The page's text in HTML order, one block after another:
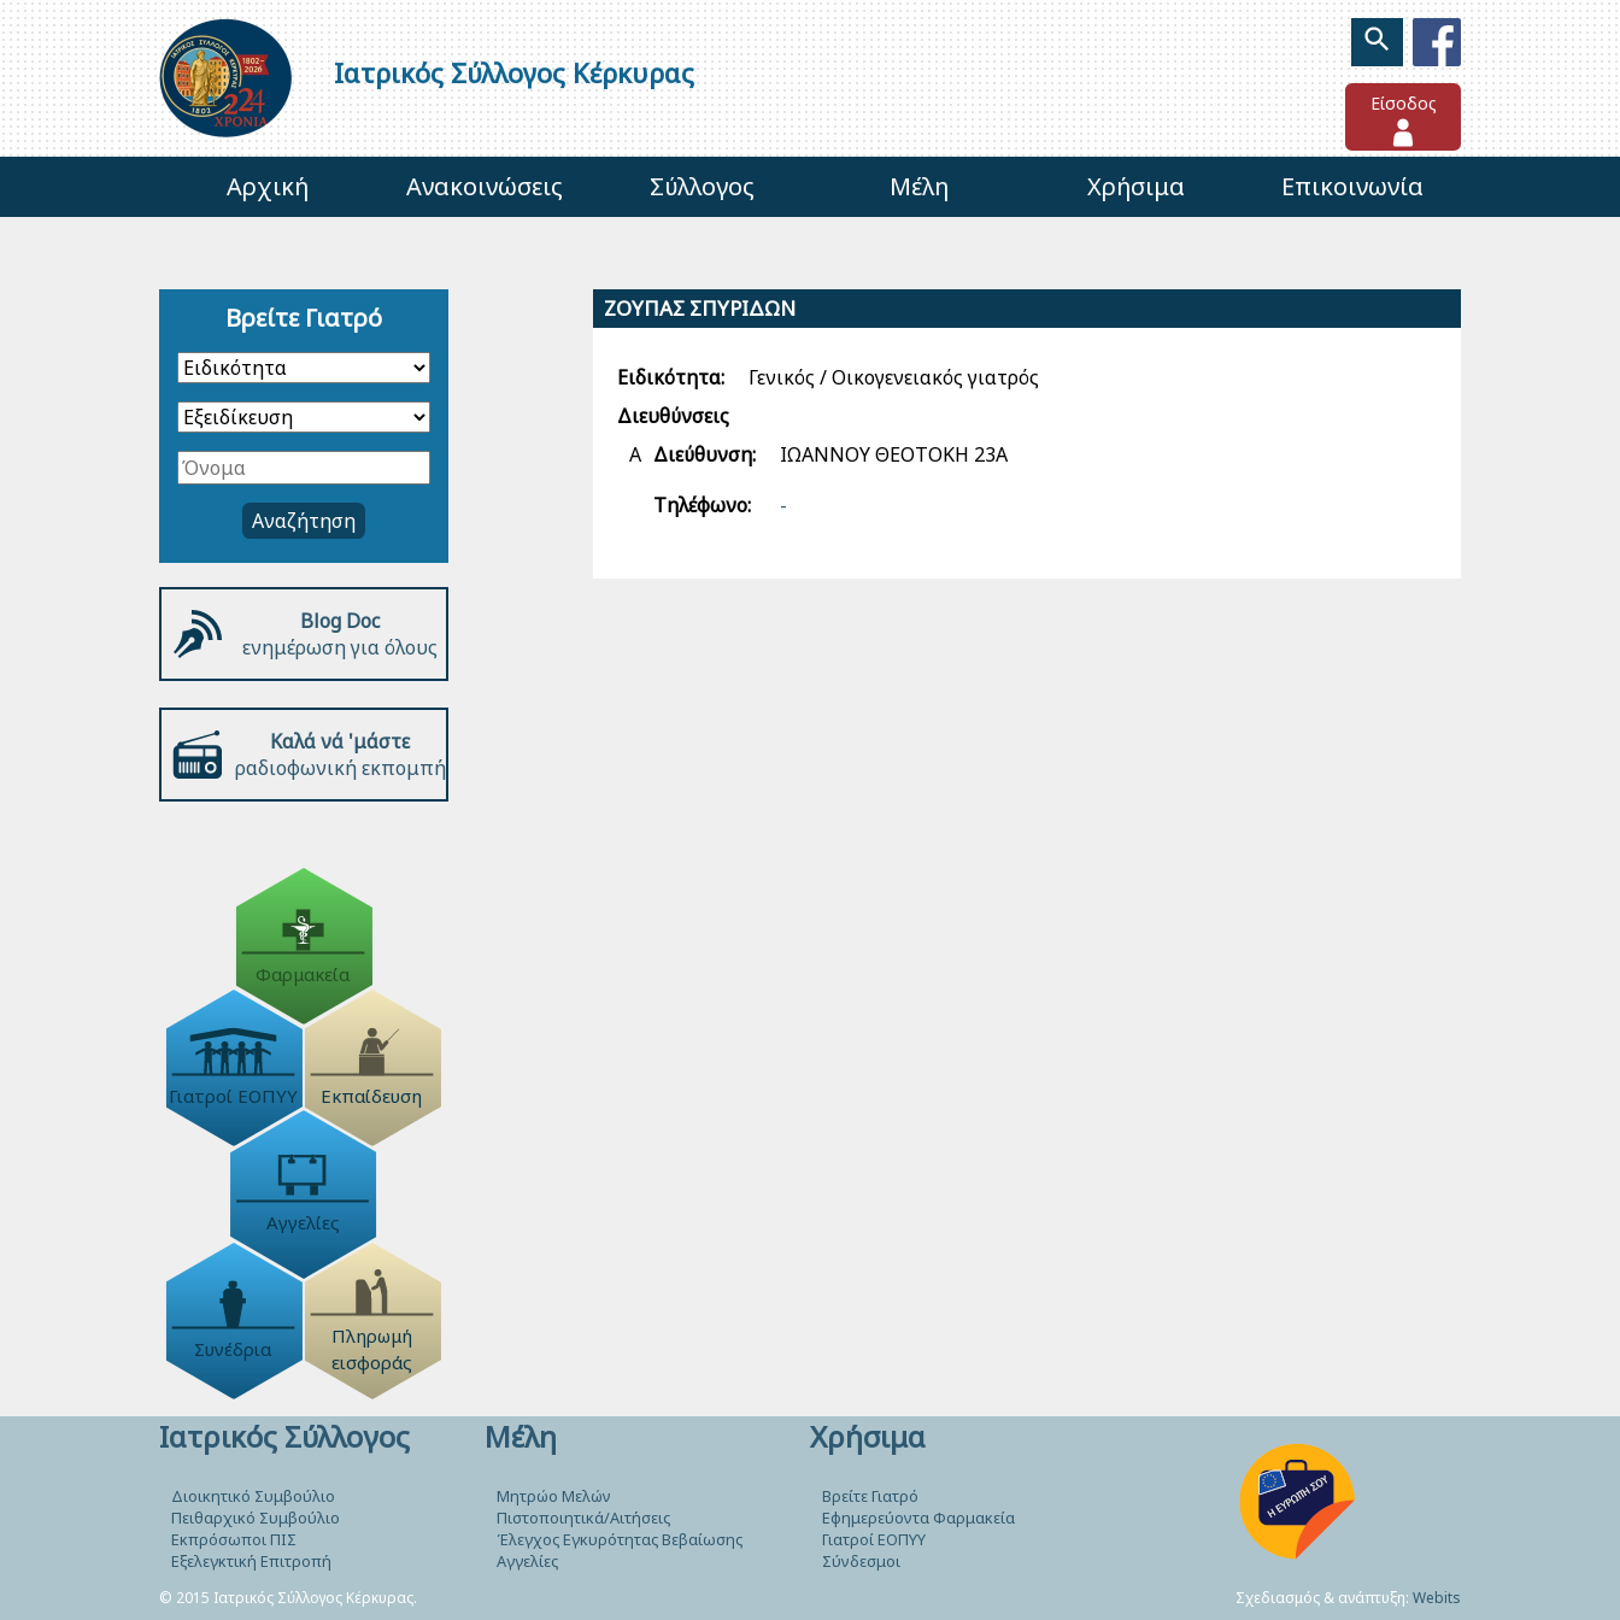
Ιατρικός Σύλλογος Κέρκυρας
Είσοδος
Αρχική Ανακοινώσεις Σύλλογος Μέλη Χρήσιμα Επικοινωνία
ΖΟΥΠΑΣ ΣΠΥΡΙΔΩΝ
Ειδικότητα:
Γενικός / Οικογενειακός γιατρός
Διευθύνσεις
Α Διεύθυνση:
ΙΩΑΝΝΟΥ ΘΕΟΤΟΚΗ 23Α
Τηλέφωνο:
-
Βρείτε Γιατρό
Αναζήτηση
Blog Doc
ενημέρωση για όλους
Καλά νά 'μάστε
ραδιοφωνική εκπομπή
Φαρμακεία
Γιατροί ΕΟΠΥΥ Εκπαίδευση
Αγγελίες
Συνέδρια
Πληρωμή
εισφοράς
Ιατρικός Σύλλογος
Διοικητικό Συμβούλιο
Πειθαρχικό Συμβούλιο
Εκπρόσωποι ΠΙΣ
Εξελεγκτική Επιτροπή
Μέλη
Μητρώο Μελών
Πιστοποιητικά/Αιτήσεις
Έλεγχος Εγκυρότητας Βεβαίωσης
Αγγελίες
Χρήσιμα
Βρείτε Γιατρό
Εφημερεύοντα Φαρμακεία
Γιατροί ΕΟΠΥΥ
Σύνδεσμοι
© 2015 Ιατρικός Σύλλογος Κέρκυρας. Σχεδιασμός & ανάπτυξη: Webits